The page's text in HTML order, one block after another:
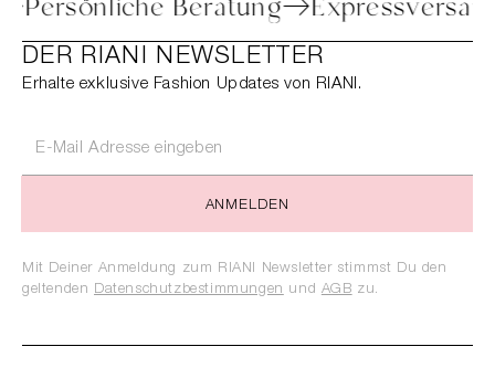
Persönliche Beratung
DER RIANI NEWSLETTER
Erhalte exklusive Fashion Updates von RIANI.
ANMELDEN
Mit Deiner Anmeldung zum RIANI Newsletter stimmst Du den
geltenden Datenschutzbestimmungen und AGB zu.